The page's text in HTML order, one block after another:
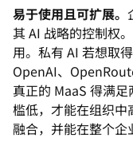
易于使用且可扩展。
其 AI 战略的控制权
用。私有 AI 若想取
OpenAI、
真正的 MaaS 得满
槛低，才能在组织
融合，并能在整个企